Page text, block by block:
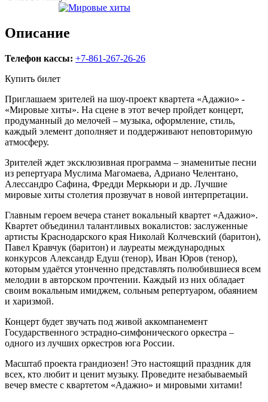
Описание
Телефон кассы: +7-861-267-26-26
Купить билет
Приглашаем зрителей на шоу-проект квартета «Адажио» -
«Мировые хиты». На сцене в этот вечер пройдет концерт,
продуманный до мелочей – музыка, оформление, стиль,
каждый элемент дополняет и поддерживают неповторимую
атмосферу.
Зрителей ждет эксклюзивная программа – знаменитые песни
из репертуара Муслима Магомаева, Адриано Челентано,
Алессандро Сафина, Фредди Меркьюри и др. Лучшие
мировые хиты столетия прозвучат в новой интерпретации.
Главным героем вечера станет вокальный квартет «Адажио».
Квартет объединил талантливых вокалистов: заслуженные
артисты Краснодарского края Николай Колчевский (баритон),
Павел Кравчук (баритон) и лауреаты международных
конкурсов Александр Едуш (тенор), Иван Юров (тенор),
которым удаётся утонченно представлять полюбившиеся всем
мелодии в авторском прочтении. Каждый из них обладает
своим вокальным имиджем, сольным репертуаром, обаянием
и харизмой.
Концерт будет звучать под живой аккомпанемент
Государственного эстрадно-симфонического оркестра –
одного из лучших оркестров юга России.
Масштаб проекта грандиозен! Это настоящий праздник для
всех, кто любит и ценит музыку. Проведите незабываемый
вечер вместе с квартетом «Адажио» и мировыми хитами!